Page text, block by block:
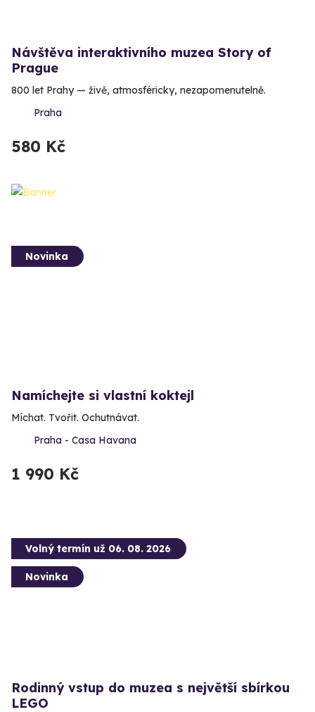
Návštěva interaktivního muzea Story of
Prague
800 let Prahy — živě, atmosféricky, nezapomenutelně.
Praha
580 Kč
Novinka
Namíchejte si vlastní koktejl
Míchat. Tvořit. Ochutnávat.
Praha - Casa Havana
1 990 Kč
Volný termín už 06. 08. 2026
Novinka
Rodinný vstup do muzea s největší sbírkou
LEGO